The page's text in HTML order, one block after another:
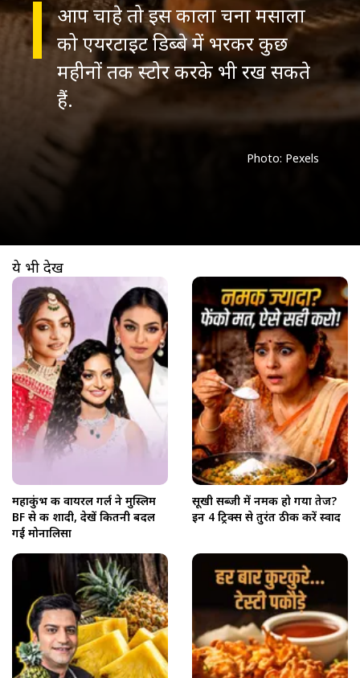
आप चाहे तो इस काला चना मसाला
को एयरटाइट डिब्बे में भरकर कुछ
महीनों तक स्टोर करके भी रख सकते
हैं.
Photo: Pexels
खुल रहा है
ये भी देखें
महाकुंभ की वायरल गर्ल ने मुस्लिम
BF से की शादी, देखें कितनी बदल
गईं मोनालिसा
सूखी सब्जी में नमक हो गया तेज?
इन 4 ट्रिक्स से तुरंत ठीक करें स्वाद